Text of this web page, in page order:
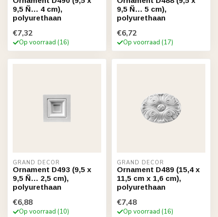
9,5 Ñ… 4 cm),
polyurethaan
€7,32
Op voorraad (16)
9,5 Ñ… 5 cm),
polyurethaan
€6,72
Op voorraad (17)
GRAND DECOR
Ornament D493 (9,5 x
9,5 Ñ… 2,5 cm),
polyurethaan
€6,88
Op voorraad (10)
GRAND DECOR
Ornament D489 (15,4 x
11,5 cm x 1,6 cm),
polyurethaan
€7,48
Op voorraad (16)